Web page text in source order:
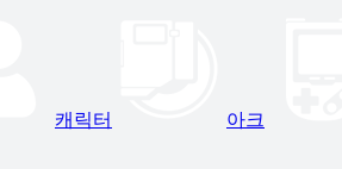
캐릭터 아크